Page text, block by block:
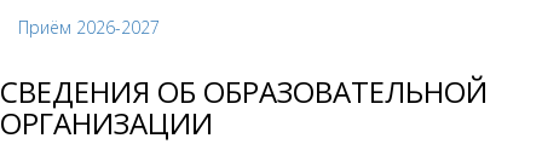
Приём 2026-2027
СВЕДЕНИЯ ОБ ОБРАЗОВАТЕЛЬНОЙ
ОРГАНИЗАЦИИ